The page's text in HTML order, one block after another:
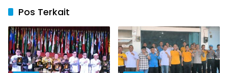
Pos Terkait